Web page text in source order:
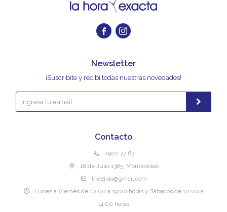
 
Contacto
2902 77 67
18 de Julio 1385, Montevideo
lheejido@gmail.com
Lunes a Viernes de 10:00 a 19:00 horas y Sábados de 10:00 a
14:00 horas
Newsletter
¡Suscribite y recibí todas nuestras novedades!